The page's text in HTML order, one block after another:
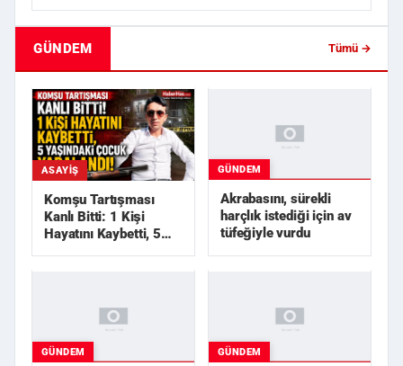
GÜNDEM Tümü →
ASAYIŞ
Komşu Tartışması
Kanlı Bitti: 1 Kişi
Hayatını Kaybetti, 5
GÜNDEM
Akrabasını, sürekli
harçlık istediği için av
tüfeğiyle vurdu
GÜNDEM GÜNDEM